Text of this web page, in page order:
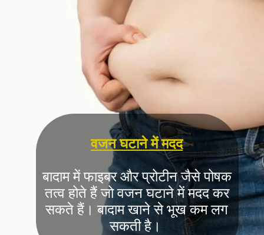
वजन घटाने में मदद
बादाम में फाइबर और प्रोटीन जैसे पोषक
तत्व होते हैं जो वजन घटाने में मदद कर
सकते हैं। बादाम खाने से भूख कम लग
सकती है।